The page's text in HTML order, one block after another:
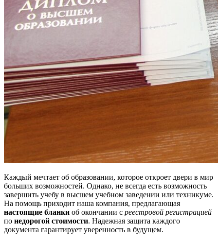
Каждый мечтает об образовании, которое откроет двери в мир
больших возможностей. Однако, не всегда есть возможность
завершить учебу в высшем учебном заведении или техникуме.
На помощь приходит наша компания, предлагающая
настоящие бланки об окончании с реестровой регистрацией
по недорогой стоимости. Надежная защита каждого
документа гарантирует уверенность в будущем.